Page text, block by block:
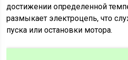
достижении определенной
размыкает электроцепь, что
пуска или остановки мотора.